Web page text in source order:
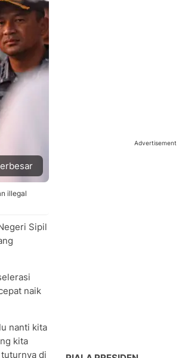
illegal
Sipil
naik
nanti kita
kita
di
Advertisement